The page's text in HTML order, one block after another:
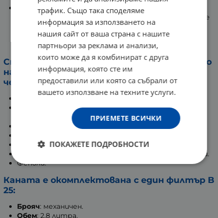
Карбонблок- ново технологично постижение при
употребата на активен въглен. Характеризира се
с монолитна конструкция и по-висока
технологичност в сравнение с традиционните
насипни филтри.
Сменяемите филтри на Аквафор ефикасно
намаляват най-вредните примеси в
чешмяната вода, като:
Седименти - пясък, кал, ръжда и полени.
Хлор, хлороформ и други органични хлорни
Тежки метали: живак, олово, мед, желязо, алуминий.
Бактерии.
Лекарства, включително хормони и антибиотици.
Феноли.
Каната е окомплектована с един филтър B
25:
Брояч: механичен.
Обем: 2,8 литра.
трафик. Също така споделяме
информация за използването на
нашия сайт от ваша страна с нашите
партньори за реклама и анализи,
които може да я комбинират с друга
информация, която сте им
предоставили или която са събрали от
вашето използване на техните услуги.
ПРИЕМЕТЕ ВСИЧКИ
ПОКАЖЕТЕ ПОДРОБНОСТИ